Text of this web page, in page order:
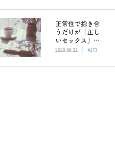
正常位で抱き合
うだけが「正し
いセックス」じ
ゃない。官能小
と
2020.08.22 | #273